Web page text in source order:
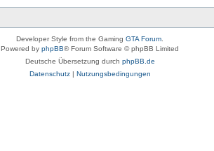
Developer Style from the Gaming GTA Forum
Powered by phpBB® Forum Software © phpBB Limited
Deutsche Übersetzung durch phpBB.de
Datenschutz| Nutzungsbedingungen